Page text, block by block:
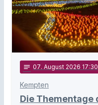
notes 07. August 2026 17:30
Kempten
Die Thementage